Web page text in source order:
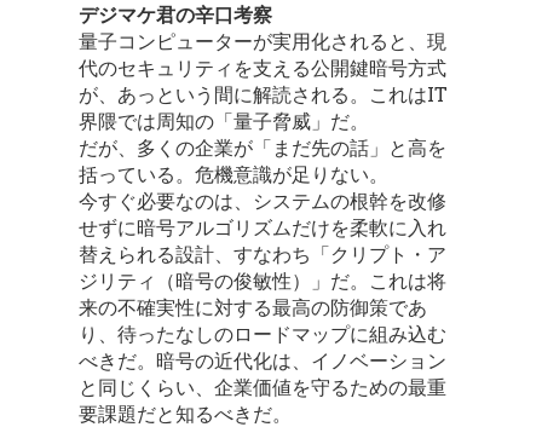
デジマケ君の辛口考察
量子コンピューターが実用化されると、現
代のセキュリティを支える公開鍵暗号方式
が、あっという間に解読される。これはIT
界隈では周知の「量子脅威」だ。
だが、多くの企業が「まだ先の話」と高を
括っている。危機意識が足りない。
今すぐ必要なのは、システムの根幹を改修
せずに暗号アルゴリズムだけを柔軟に入れ
替えられる設計、すなわち「クリプト・ア
ジリティ（暗号の俊敏性）」だ。これは将
来の不確実性に対する最高の防御策であ
り、待ったなしのロードマップに組み込む
べきだ。暗号の近代化は、イノベーション
と同じくらい、企業価値を守るための最重
要課題だと知るべきだ。